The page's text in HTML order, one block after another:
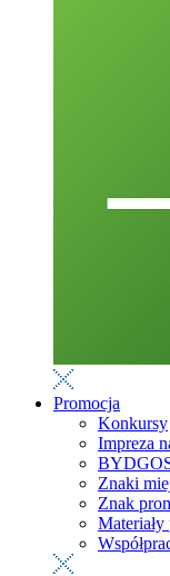
Promocja
Konkursy
Impreza
Znaki
Znak